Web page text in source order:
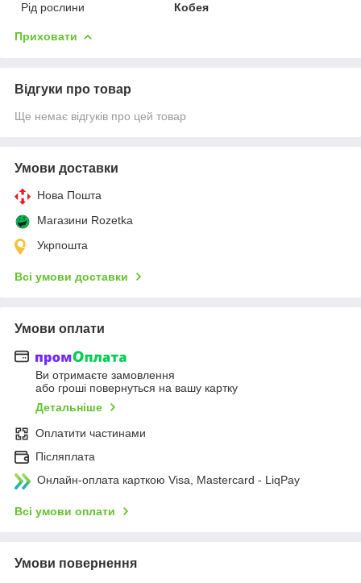
Рід рослини
Кобея
Приховати
Відгуки про товар
Ще немає відгуків про цей товар
Умови доставки
Нова Пошта
Магазини Rozetka
Укрпошта
Всі умови доставки
Умови оплати
Ви отримаєте замовлення
або гроші повернуться на вашу картку
Детальніше
Оплатити частинами
Післяплата
Онлайн-оплата карткою Visa, Mastercard - LiqPay
Всі умови оплати
Умови повернення